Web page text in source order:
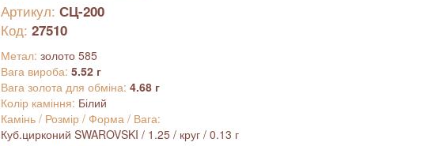
Артикул: СЦ-200
Код: 27510
Метал: золото 585
Вага вироба: 5.52 г
Вага золота для обміна: 4.68 г
Колір каміння: Білий
Камінь / Розмір / Форма / Вага:
Куб.цирконий SWAROVSKI / 1.25 / круг / 0.13 г